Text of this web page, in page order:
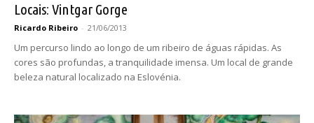
Locais: Vintgar Gorge
Ricardo Ribeiro - 21/06/2013
Um percurso lindo ao longo de um ribeiro de águas rápidas. As
cores são profundas, a tranquilidade imensa. Um local de grande
beleza natural localizado na Eslovénia.